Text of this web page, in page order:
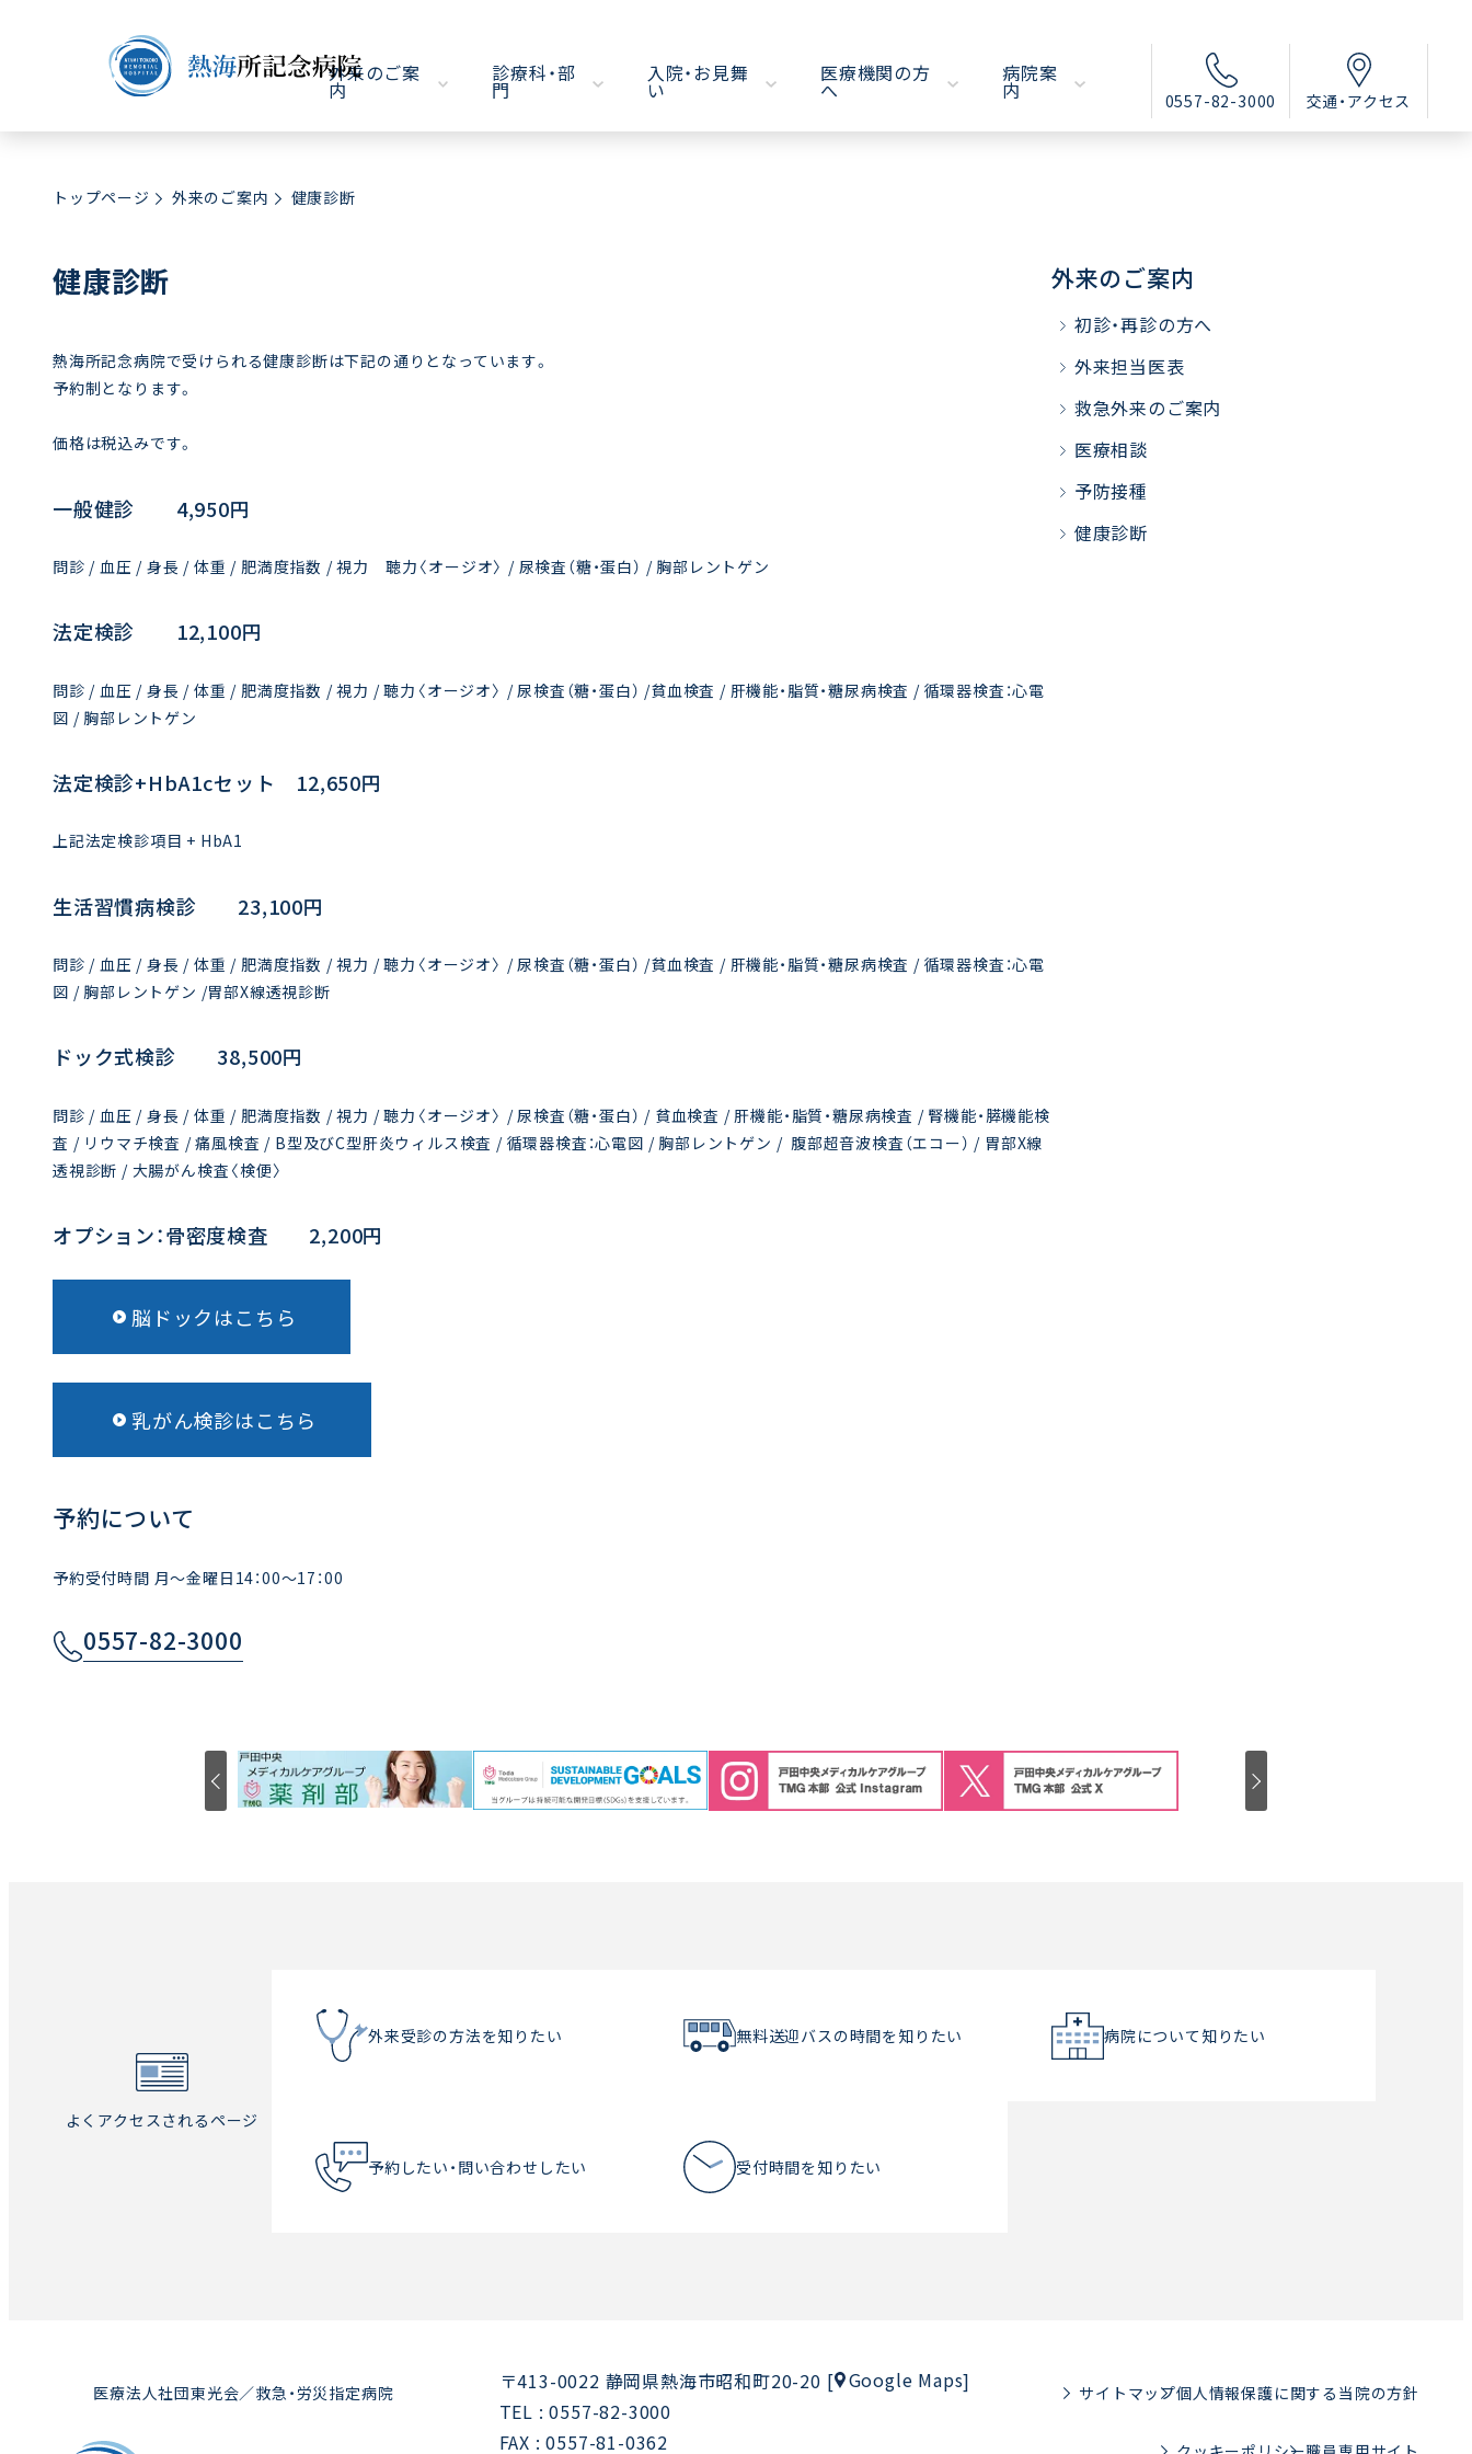
外来のご案
内
診療科・部
門
入院・お見舞
い
医療機関の方
へ
病院案
内 0557-82-3000 交通・アクセス
トップページ 外来のご案内 健康診断
健康診断
熱海所記念病院で受けられる健康診断は下記の通りとなっています。
予約制となります。
価格は税込みです。
一般健診 4,950円
問診 / 血圧 / 身長 / 体重 / 肥満度指数 / 視力 聴力〈オージオ〉 / 尿検査（糖・蛋白） / 胸部レントゲン
法定検診 12,100円
問診 / 血圧 / 身長 / 体重 / 肥満度指数 / 視力 / 聴力〈オージオ〉 / 尿検査（糖・蛋白） /貧血検査 / 肝機能・脂質・糖尿病検査 / 循環器検査：心電
図 / 胸部レントゲン
法定検診+HbA1cセット 12,650円
上記法定検診項目 + HbA1
生活習慣病検診 23,100円
問診 / 血圧 / 身長 / 体重 / 肥満度指数 / 視力 / 聴力〈オージオ〉 / 尿検査（糖・蛋白） /貧血検査 / 肝機能・脂質・糖尿病検査 / 循環器検査：心電
図 / 胸部レントゲン /胃部X線透視診断
ドック式検診 38,500円
問診 / 血圧 / 身長 / 体重 / 肥満度指数 / 視力 / 聴力〈オージオ〉 / 尿検査（糖・蛋白） / 貧血検査 / 肝機能・脂質・糖尿病検査 / 腎機能・膵機能検
査 / リウマチ検査 / 痛風検査 / B型及びC型肝炎ウィルス検査 / 循環器検査：心電図 / 胸部レントゲン / 腹部超音波検査（エコー） / 胃部X線
透視診断 / 大腸がん検査〈検便〉
オプション：骨密度検査 2,200円
脳ドックはこちら
乳がん検診はこちら
予約について
予約受付時間 月～金曜日14：00～17：00
0557-82-3000
外来のご案内
初診・再診の方へ
外来担当医表
救急外来のご案内
医療相談
予防接種
健康診断
よくアクセスされるページ
外来受診の方法を知りたい 無料送迎バスの時間を知りたい 病院について知りたい
予約したい・問い合わせしたい 受付時間を知りたい
医療法人社団東光会／救急・労災指定病院 〒413-0022 静岡県熱海市昭和町20-20 [ Google Maps]
TEL : 0557-82-3000
FAX : 0557-81-0362
サイトマップ個人情報保護に関する当院の方針